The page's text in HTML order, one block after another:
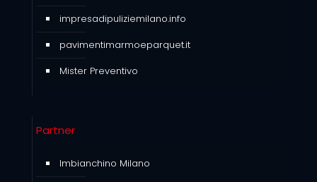
impresadipuliziemilano.info
pavimentimarmoeparquet.it
Mister Preventivo
Partner
Imbianchino Milano